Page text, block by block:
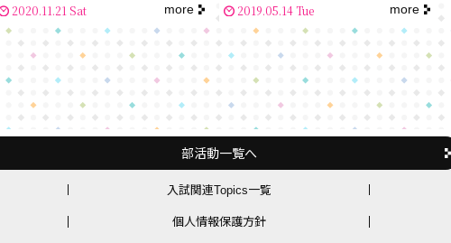
2020.11.21 Sat more 2019.05.14 Tue more
部活動一覧へ
入試関連Topics一覧
個人情報保護方針